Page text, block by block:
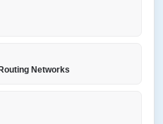
Networks